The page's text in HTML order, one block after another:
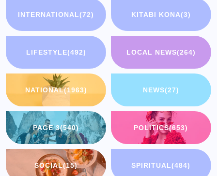
INTERNATIONAL(72) KITABI KONA(3)
LIFESTYLE(492) LOCAL NEWS(264)
NATIONAL(1963) NEWS(27)
PAGE 3(540) POLITICS(653)
SOCIAL(15) SPIRITUAL(484)